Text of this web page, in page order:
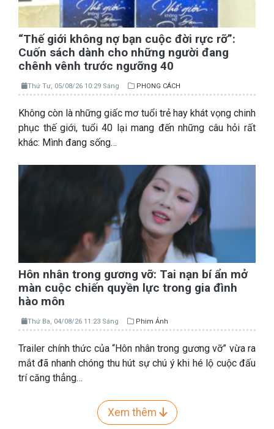
“Thế giới không nợ bạn cuộc đời rực rỡ”:
Cuốn sách dành cho những người đang
chênh vênh trước ngưỡng 40
Thứ Tư, 05/08/26 10:29 Sáng PHONG CÁCH
Không còn là những giấc mơ tuổi trẻ hay khát vọng chinh
phục thế giới, tuổi 40 lại mang đến những câu hỏi rất
khác: Mình đang sống…
Hôn nhân trong gương vỡ: Tai nạn bí ẩn mở
màn cuộc chiến quyền lực trong gia đình
hào môn
Thứ Ba, 04/08/26 11:23 Sáng Phim Ảnh
Trailer chính thức của “Hôn nhân trong gương vỡ” vừa ra
mắt đã nhanh chóng thu hút sự chú ý khi hé lộ cuộc đấu
trí căng thẳng…
Xem thêm